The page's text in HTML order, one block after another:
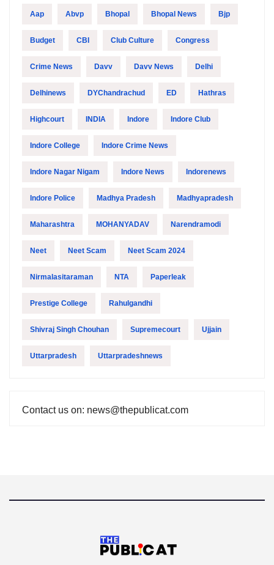
Aap Abvp Bhopal Bhopal News Bjp
Budget CBI Club Culture Congress
Crime News Davv Davv News Delhi
Delhinews DYChandrachud ED Hathras
Highcourt INDIA Indore Indore Club
Indore College Indore Crime News
Indore Nagar Nigam Indore News Indorenews
Indore Police Madhya Pradesh Madhyapradesh
Maharashtra MOHANYADAV Narendramodi
Neet Neet Scam Neet Scam 2024
Nirmalasitaraman NTA Paperleak
Prestige College Rahulgandhi
Shivraj Singh Chouhan Supremecourt Ujjain
Uttarpradesh Uttarpradeshnews
Contact us on: news@thepublicat.com